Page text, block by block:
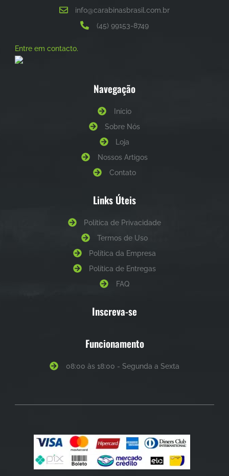
info@carabinasbrasil.com.br
(45) 99153-8749
Entre em contacto.
Navegação
Início
Sobre Nós
Loja
Nossos Artigos
Contato
Links Úteis
Política de Privacidade
Termos de Uso
Política da Empresa
Política de Entregas
FAQ
Inscreva-se
Funcionamento
08:00 às 18:00 - Segunda a Sexta